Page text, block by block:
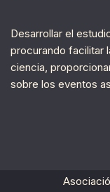
Desarrollar el
procurando facilitar
ciencia,
sobre los eventos